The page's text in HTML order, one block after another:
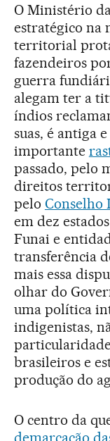
O Ministério
estratégico na
territorial
fazendeiros
guerra
alegam ter a
índios
suas, é antiga
importante
passado, pelo
direitos
pelo Conselho
em dez
Funai e
transferência
mais essa
olhar do
uma política
indigenistas,
brasileiros e
produção do
O centro da
demarcação